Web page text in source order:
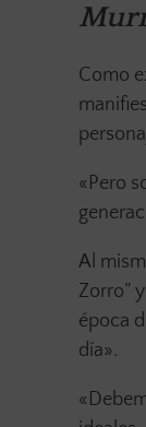
Como
«Pero
Al
Zorro”
época
día».